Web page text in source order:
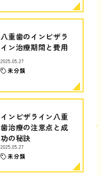
八重歯のインビザラ
イン治療期間と費用
2025.05.27
未分類
インビザライン八重
歯治療の注意点と成
功の秘訣
2025.05.27
未分類